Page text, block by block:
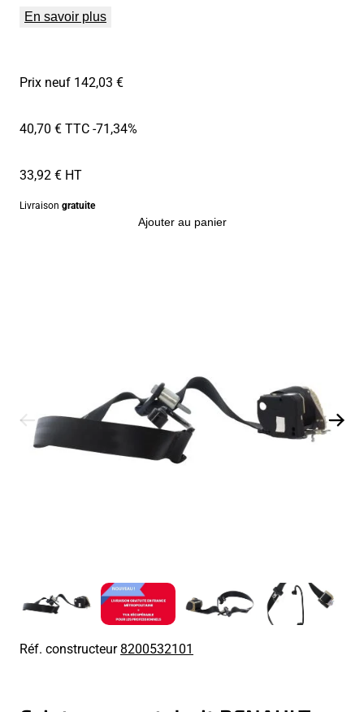
En savoir plus
Prix neuf 142,03 €
40,70 € TTC-71,34%
33,92 € HT
Livraison gratuite
Ajouter au panier
Réf. constructeur8200532101